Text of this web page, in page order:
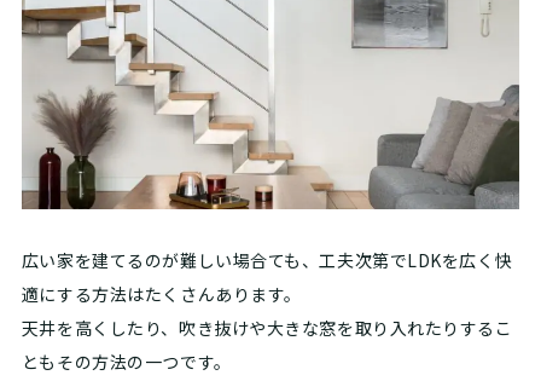
広い家を建てるのが難しい場合ても、工夫次第でLDKを広く快
適にする方法はたくさんあります。
天井を高くしたり、吹き抜けや大きな窓を取り入れたりするこ
ともその方法の一つです。